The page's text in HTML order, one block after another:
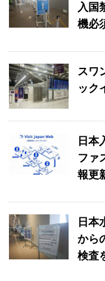
入国
機必
スワ
ック
日本
ファ
報更
日本
から
検査